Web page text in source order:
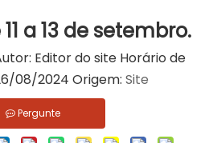
a 13 de setembro.
Editor do site Horário de
08/2024 Origem: Site
Pergunte